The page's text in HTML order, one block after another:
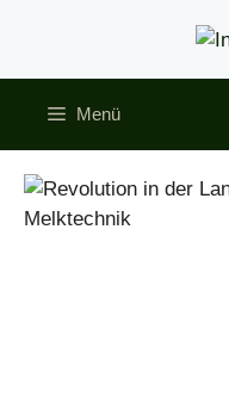
springen
Menü